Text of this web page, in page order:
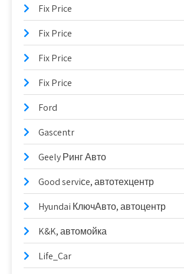
Fix Price
Fix Price
Fix Price
Fix Price
Ford
Gascentr
Geely Ринг Авто
Good serviсe, автотехцентр
Hyundai КлючАвто, автоцентр
K&K, автомойка
Life_Car